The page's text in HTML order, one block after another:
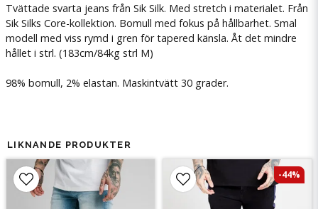
Tvättade svarta jeans från Sik Silk. Med stretch i materialet. Från
Sik Silks Core-kollektion. Bomull med fokus på hållbarhet. Smal
modell med viss rymd i gren för tapered känsla. Åt det mindre
hållet i strl. (183cm/84kg strl M)
98% bomull, 2% elastan. Maskintvätt 30 grader.
LIKNANDE PRODUKTER
-44%